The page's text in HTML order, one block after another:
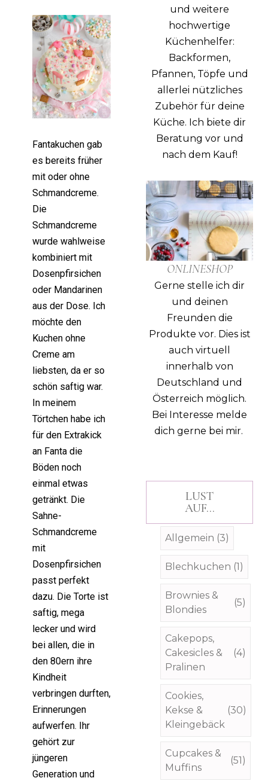
Fantakuchen gab
es bereits früher
mit oder ohne
Schmandcreme.
Die
Schmandcreme
wurde wahlweise
kombiniert mit
Dosenpfirsichen
oder Mandarinen
aus der Dose. Ich
möchte den
Kuchen ohne
Creme am
liebsten, da er so
schön saftig war.
In meinem
Törtchen habe ich
für den Extrakick
an Fanta die
Böden noch
einmal etwas
getränkt. Die
Sahne-
Schmandcreme
mit
Dosenpfirsichen
passt perfekt
dazu. Die Torte ist
saftig, mega
lecker und wird
bei allen, die in
den 80ern ihre
Kindheit
verbringen durften,
Erinnerungen
aufwerfen. Ihr
gehört zur
jüngeren
Generation und
und weitere
hochwertige
Küchenhelfer:
Backformen,
Pfannen, Töpfe und
allerlei nützliches
Zubehör für deine
Küche. Ich biete dir
Beratung vor und
nach dem Kauf!
ONLINESHOP
Gerne stelle ich dir
und deinen
Freunden die
Produkte vor. Dies ist
auch virtuell
innerhalb von
Deutschland und
Österreich möglich.
Bei Interesse melde
dich gerne bei mir.
LUST
AUF...
Allgemein (3)
Blechkuchen (1)
Brownies &
Blondies
(5)
Cakepops,
Cakesicles &
Pralinen
(4)
Cookies,
Kekse &
Kleingebäck
(30)
Cupcakes &
Muffins
(51)